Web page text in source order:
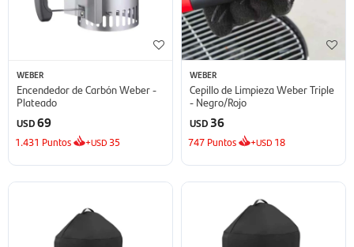
WEBER
Encendedor de Carbón Weber -
Plateado
USD69
1.431 Puntos +USD 35
WEBER
Cepillo de Limpieza Weber Triple
- Negro/Rojo
USD 36
747 Puntos +USD 18